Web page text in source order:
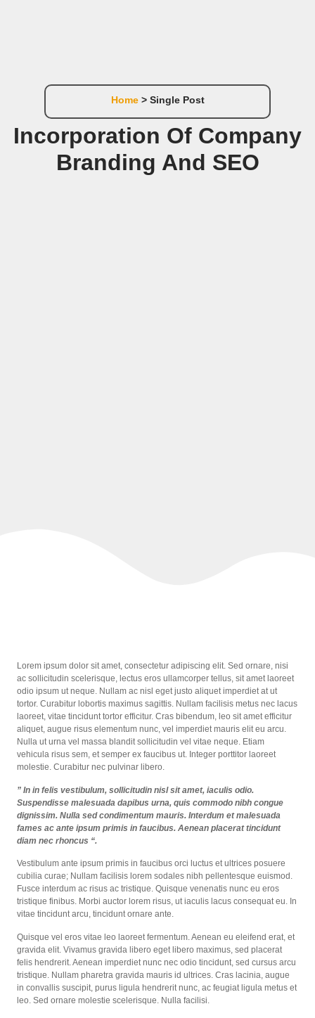
Home> Single Post
Incorporation Of Company
Branding And SEO
Lorem ipsum dolor sit amet, consectetur adipiscing elit. Sed ornare, nisi
ac sollicitudin scelerisque, lectus eros ullamcorper tellus, sit amet laoreet
odio ipsum ut neque. Nullam ac nisl eget justo aliquet imperdiet at ut
tortor. Curabitur lobortis maximus sagittis. Nullam facilisis metus nec lacus
laoreet, vitae tincidunt tortor efficitur. Cras bibendum, leo sit amet efficitur
aliquet, augue risus elementum nunc, vel imperdiet mauris elit eu arcu.
Nulla ut urna vel massa blandit sollicitudin vel vitae neque. Etiam
vehicula risus sem, et semper ex faucibus ut. Integer porttitor laoreet
molestie. Curabitur nec pulvinar libero.
” In in felis vestibulum, sollicitudin nisl sit amet, iaculis odio.
Suspendisse malesuada dapibus urna, quis commodo nibh congue
dignissim. Nulla sed condimentum mauris. Interdum et malesuada
fames ac ante ipsum primis in faucibus. Aenean placerat tincidunt
diam nec rhoncus “.
Vestibulum ante ipsum primis in faucibus orci luctus et ultrices posuere
cubilia curae; Nullam facilisis lorem sodales nibh pellentesque euismod.
Fusce interdum ac risus ac tristique. Quisque venenatis nunc eu eros
tristique finibus. Morbi auctor lorem risus, ut iaculis lacus consequat eu. In
vitae tincidunt arcu, tincidunt ornare ante.
Quisque vel eros vitae leo laoreet fermentum. Aenean eu eleifend erat, et
gravida elit. Vivamus gravida libero eget libero maximus, sed placerat
felis hendrerit. Aenean imperdiet nunc nec odio tincidunt, sed cursus arcu
tristique. Nullam pharetra gravida mauris id ultrices. Cras lacinia, augue
in convallis suscipit, purus ligula hendrerit nunc, ac feugiat ligula metus et
leo. Sed ornare molestie scelerisque. Nulla facilisi.